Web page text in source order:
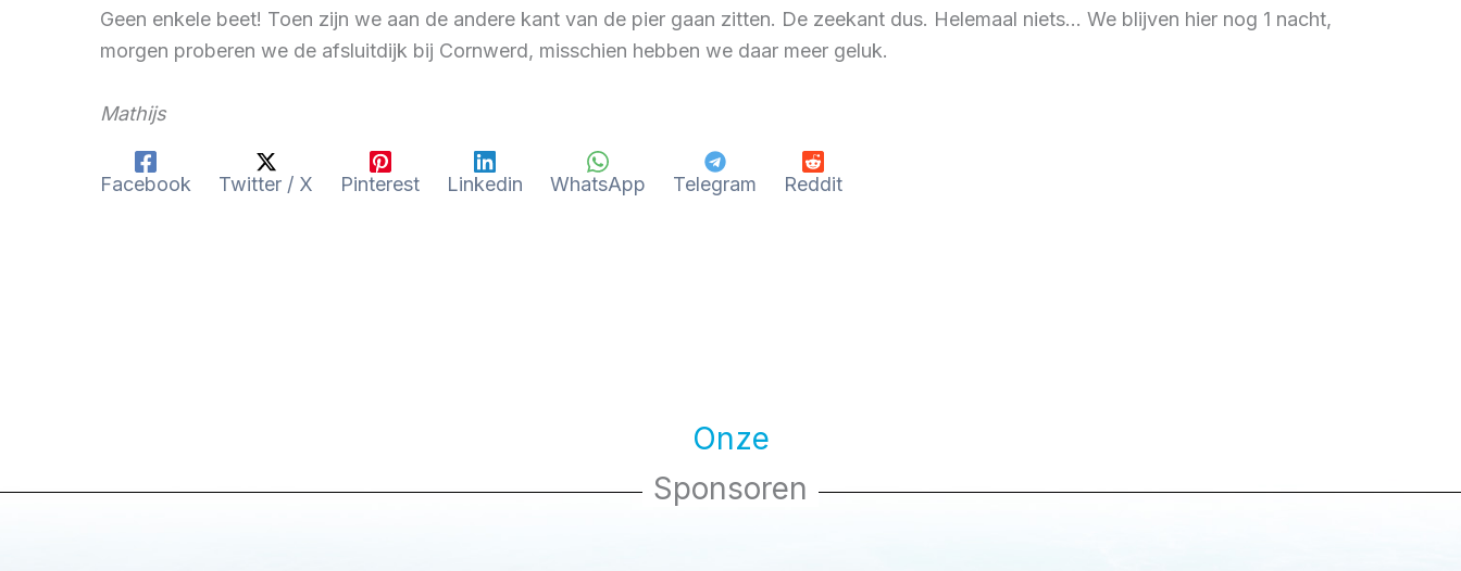
Geen enkele beet! Toen zijn we aan de andere kant van de pier gaan zitten. De zeekant dus. Helemaal niets… We blijven hier nog 1 nacht,
morgen proberen we de afsluitdijk bij Cornwerd, misschien hebben we daar meer geluk.
Mathijs
Facebook Twitter / X Pinterest Linkedin WhatsApp Telegram Reddit
Onze
Sponsoren